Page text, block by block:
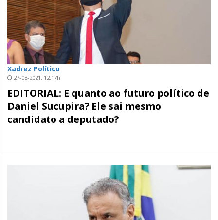
Xadrez Político
27-08-2021, 12:17h
EDITORIAL: E quanto ao futuro político de
Daniel Sucupira? Ele sai mesmo
candidato a deputado?